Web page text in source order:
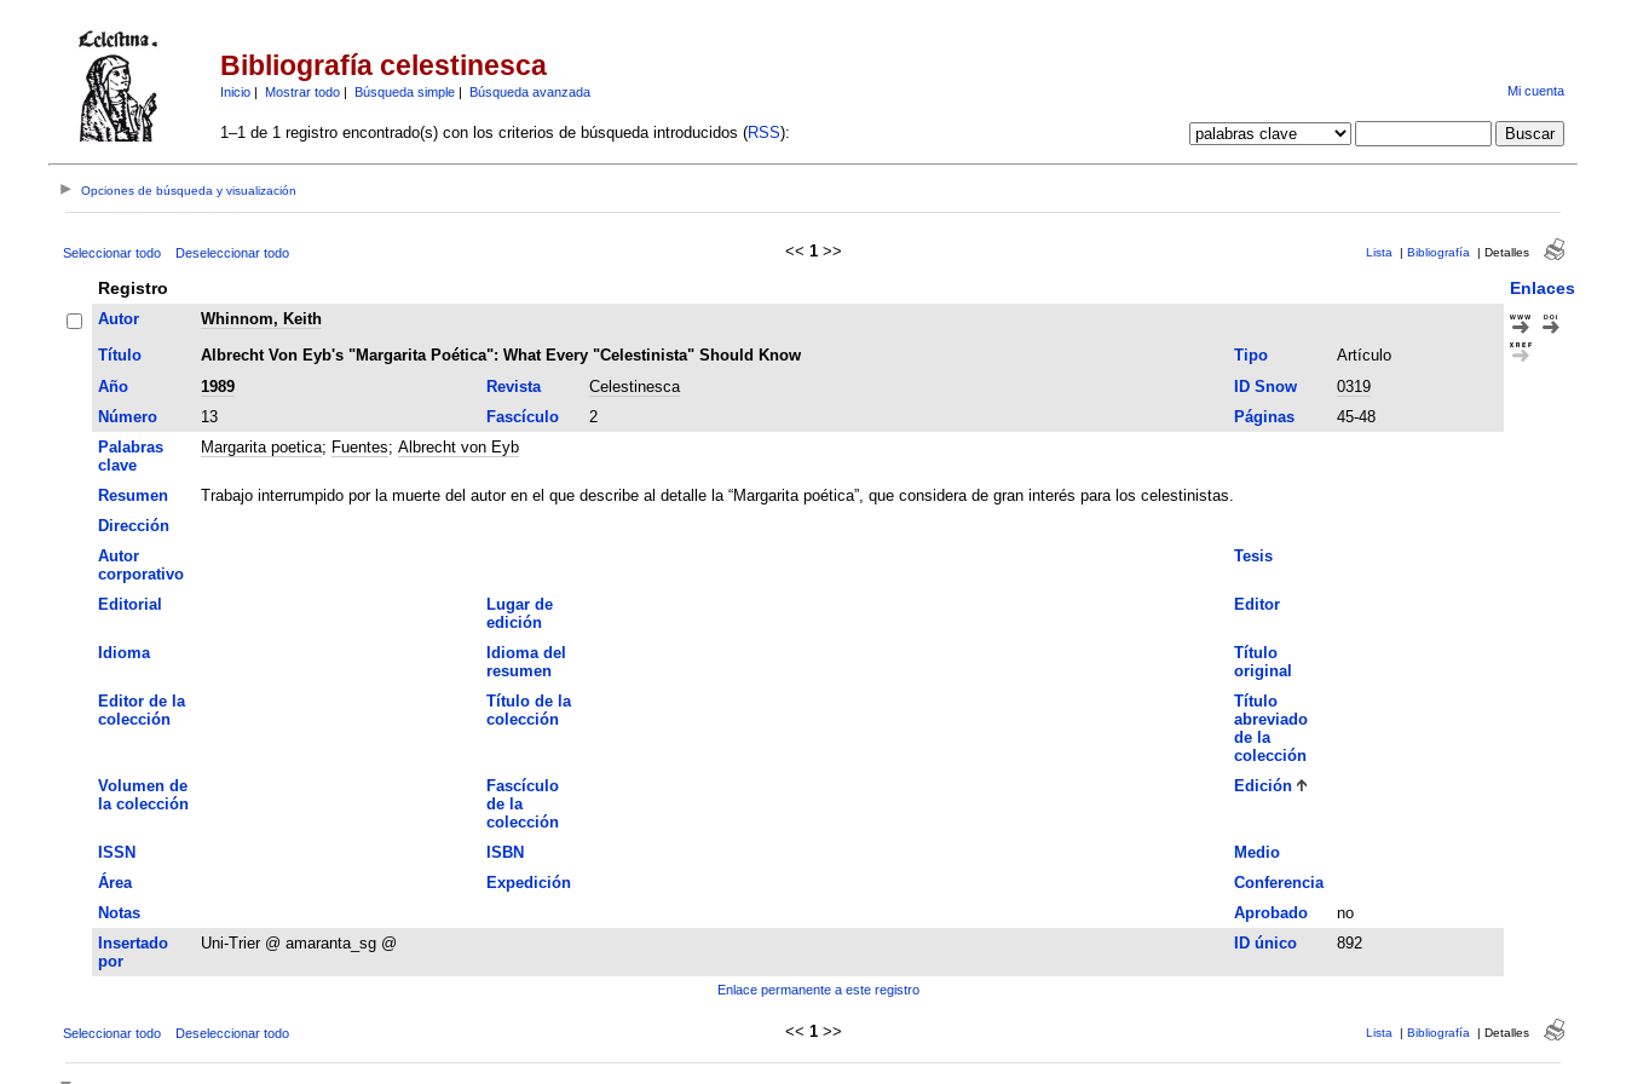
Bibliografía celestinesca
Inicio| Mostrar todo| Búsqueda simple| Búsqueda avanzada Mi cuenta
1–1 de 1 registro encontrado(s) con los criterios de búsqueda introducidos (RSS):
Opciones de búsqueda y visualización
Seleccionar todo Deseleccionar todo << 1 >> Lista | Bibliografía | Detalles
Registro Enlaces
Autor
Whinnom, Keith
Título
Albrecht Von Eyb's "Margarita Poética": What Every "Celestinista" Should Know Tipo
Artículo
Año
1989 Revista Celestinesca ID Snow
0319
Número
13 Fascículo 2 Páginas
45-48
Palabras
clave
Margarita poetica; Fuentes; Albrecht von Eyb
Resumen
Trabajo interrumpido por la muerte del autor en el que describe al detalle la “Margarita poética”, que considera de gran interés para los celestinistas.
Dirección
Autor
corporativo
Tesis
Editorial
Lugar de
edición
Editor
Idioma
Idioma del
resumen
Título
original
Editor de la
colección
Título de la
colección
Título
abreviado
de la
colección
Volumen de
la colección
Fascículo
de la
colección
Edición
ISSN ISBN
Medio
Área
Expedición
Conferencia
Notas
Aprobado
no
Insertado
por
Uni-Trier @ amaranta_sg @ ID único 892
Enlace permanente a este registro
Seleccionar todo Deseleccionar todo << 1 >> Lista | Bibliografía | Detalles